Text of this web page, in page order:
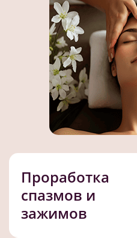
Проработка
спазмов и
зажимов